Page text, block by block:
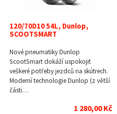
120/70D10 54L, Dunlop,
SCOOTSMART
Nové pneumatiky Dunlop
ScootSmart dokáží uspokojit
veškeré potřeby jezdců na skútrech.
Moderní technologie Dunlop (z větší
části…
1 280,00 Kč